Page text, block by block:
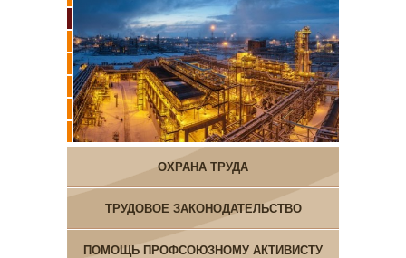
ОХРАНА ТРУДА
ТРУДОВОЕ ЗАКОНОДАТЕЛЬСТВО
ПОМОЩЬ ПРОФСОЮЗНОМУ АКТИВИСТУ